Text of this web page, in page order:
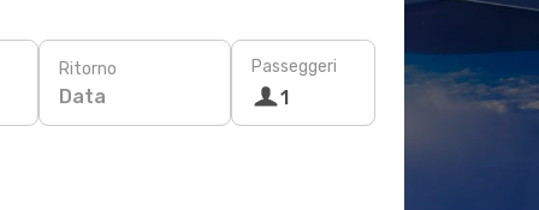
Ritorno
Data
Passeggeri
1